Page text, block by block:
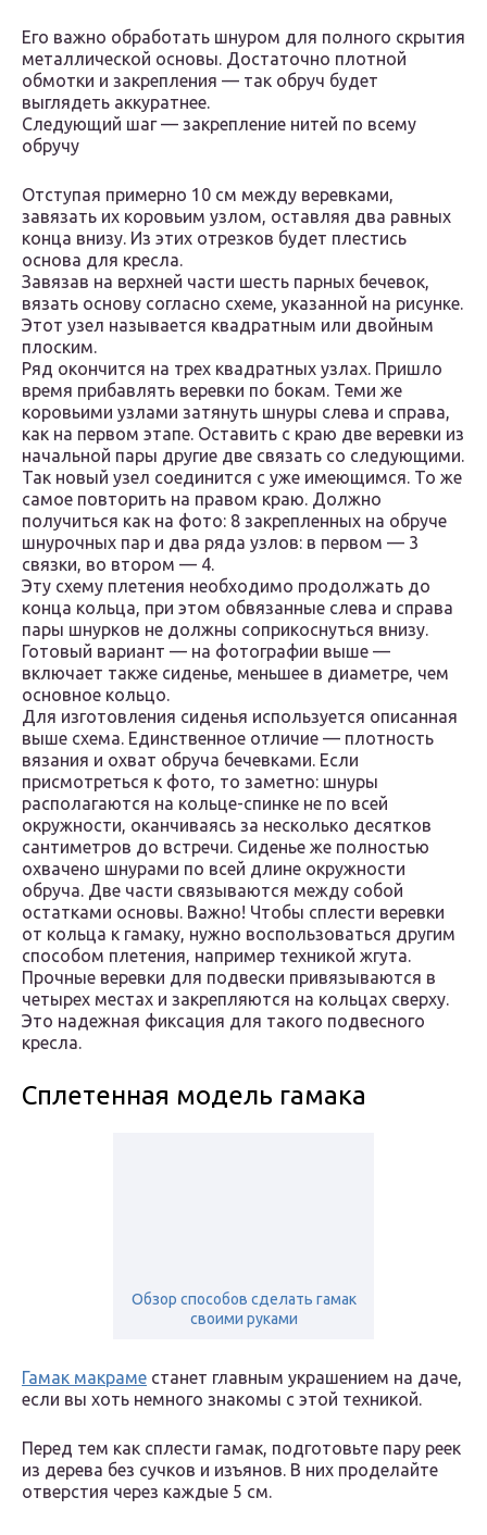
Его важно обработать шнуром для полного скрытия
металлической основы. Достаточно плотной
обмотки и закрепления — так обруч будет
выглядеть аккуратнее.
Следующий шаг — закрепление нитей по всему
обручу
Отступая примерно 10 см между веревками,
завязать их коровьим узлом, оставляя два равных
конца внизу. Из этих отрезков будет плестись
основа для кресла.
Завязав на верхней части шесть парных бечевок,
вязать основу согласно схеме, указанной на рисунке.
Этот узел называется квадратным или двойным
плоским.
Ряд окончится на трех квадратных узлах. Пришло
время прибавлять веревки по бокам. Теми же
коровьими узлами затянуть шнуры слева и справа,
как на первом этапе. Оставить с краю две веревки из
начальной пары другие две связать со следующими.
Так новый узел соединится с уже имеющимся. То же
самое повторить на правом краю. Должно
получиться как на фото: 8 закрепленных на обруче
шнурочных пар и два ряда узлов: в первом — 3
связки, во втором — 4.
Эту схему плетения необходимо продолжать до
конца кольца, при этом обвязанные слева и справа
пары шнурков не должны соприкоснуться внизу.
Готовый вариант — на фотографии выше —
включает также сиденье, меньшее в диаметре, чем
основное кольцо.
Для изготовления сиденья используется описанная
выше схема. Единственное отличие — плотность
вязания и охват обруча бечевками. Если
присмотреться к фото, то заметно: шнуры
располагаются на кольце-спинке не по всей
окружности, оканчиваясь за несколько десятков
сантиметров до встречи. Сиденье же полностью
охвачено шнурами по всей длине окружности
обруча. Две части связываются между собой
остатками основы. Важно! Чтобы сплести веревки
от кольца к гамаку, нужно воспользоваться другим
способом плетения, например техникой жгута.
Прочные веревки для подвески привязываются в
четырех местах и закрепляются на кольцах сверху.
Это надежная фиксация для такого подвесного
кресла.
Сплетенная модель гамака
Обзор способов сделать гамак
своими руками
Гамак макраме станет главным украшением на даче,
если вы хоть немного знакомы с этой техникой.
Перед тем как сплести гамак, подготовьте пару реек
из дерева без сучков и изъянов. В них проделайте
отверстия через каждые 5 см.